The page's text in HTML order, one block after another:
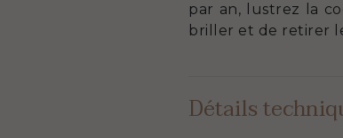
par an, lustrez la
briller et de retirer
Détails